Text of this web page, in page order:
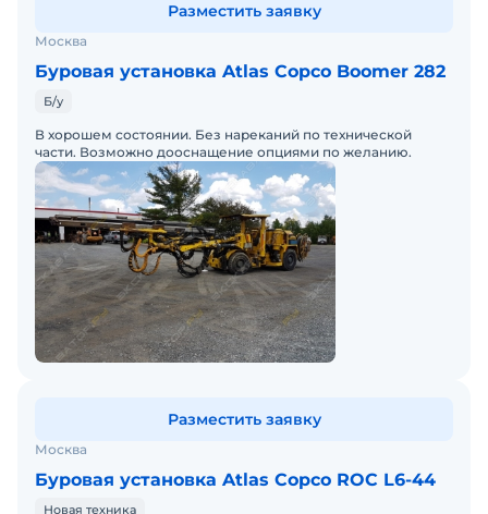
Москва
Буровая установка Atlas Copco Boomer 282
Б/у
В хорошем состоянии. Без нареканий по технической
части. Возможно дооснащение опциями по желанию.
Разместить заявку
Москва
Буровая установка Atlas Copco ROC L6-44
Новая техника
Разместить заявку